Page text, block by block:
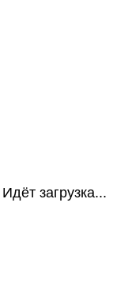
Идёт загрузка...